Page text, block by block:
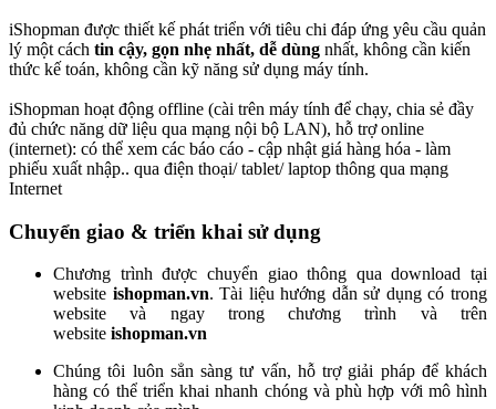
iShopman được thiết kế phát triển với tiêu chi đáp ứng yêu cầu quản
lý một cách tin cậy, gọn nhẹ nhất, dễ dùng nhất, không cần kiến
thức kế toán, không cần kỹ năng sử dụng máy tính.
iShopman hoạt động offline (cài trên máy tính để chạy, chia sẻ đầy
đủ chức năng dữ liệu qua mạng nội bộ LAN), hỗ trợ online
(internet): có thể xem các báo cáo - cập nhật giá hàng hóa - làm
phiếu xuất nhập.. qua điện thoại/ tablet/ laptop thông qua mạng
Internet
Chuyển giao & triển khai sử dụng
Chương trình được chuyển giao thông qua download tại
website ishopman.vn. Tài liệu hướng dẫn sử dụng có trong
website và ngay trong chương trình và trên
website ishopman.vn
Chúng tôi luôn sẳn sàng tư vấn, hỗ trợ giải pháp để khách
hàng có thể triển khai nhanh chóng và phù hợp với mô hình